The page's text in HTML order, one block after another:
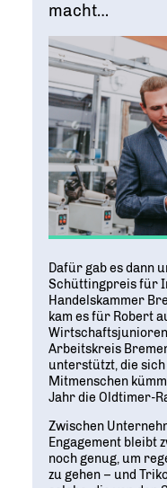
macht…
Dafür gab es dann
Schüttingpreis für
Handelskammer
kam es für Robert
Arbeitskreis
unterstützt, die
Mitmenschen
Jahr die Oldtimer-
Zwischen
Engagement bleibt
noch genug, um
zu gehen – und